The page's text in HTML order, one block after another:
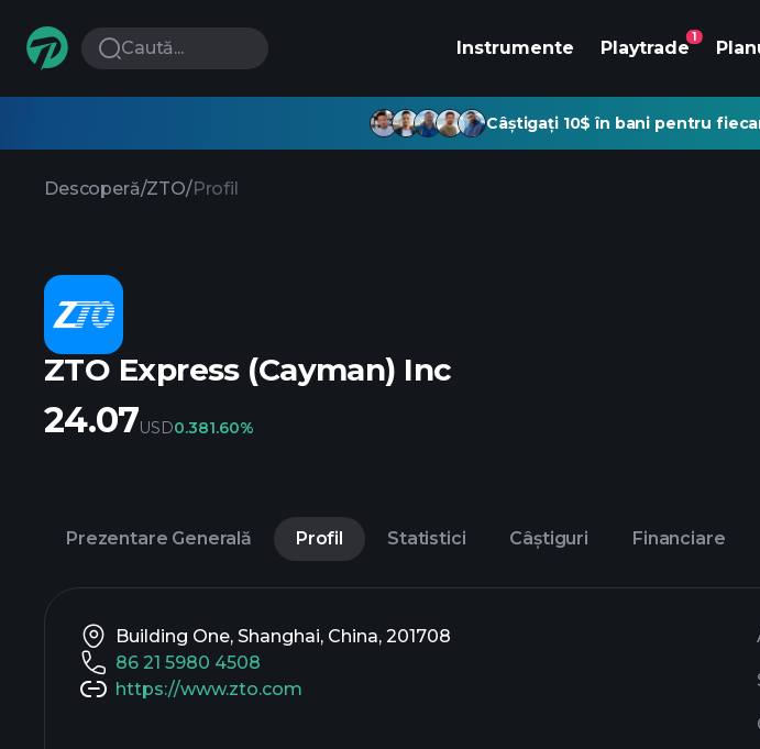
Caută... Instrumente Playtrade
1
Câștigați 10$ în bani pentru
Descoperă/ZTO/Profil
ZTO Express (Cayman) Inc
24.07USD0.381.60%
Prezentare Generală Profil Statistici Câștiguri Financiare
Building One, Shanghai, China, 201708
86 21 5980 4508
https://www.zto.com